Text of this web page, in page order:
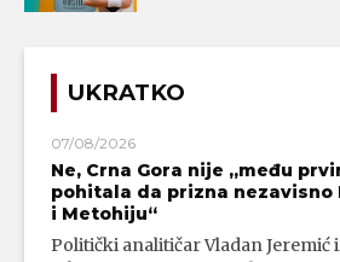
UKRATKO
07/08/2026
Ne, Crna Gora nije „među
pohitala da prizna nezavisno
i Metohiju“
Politički analitičar Vladan Jeremić